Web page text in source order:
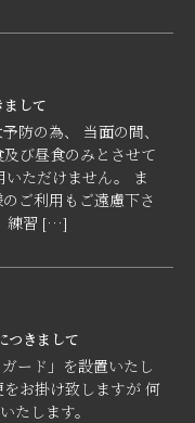
して
防の為、 当面の間、
び昼食のみとさせて
いただけません。 ま
ご利用もご遠慮下さ
練習 […]
つきまして
ード」を設置いたし
お掛け致しますが 何
たします。